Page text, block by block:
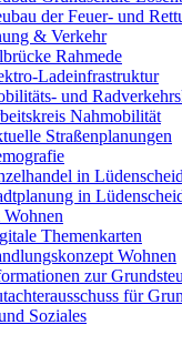
der Feuer- und
& Verkehr
Rahmede
Ladeinfrastruktur
und
Nahmobilität
Straßenplanungen
in Lüdenscheid
in
Themenkarten
Wohnen
zur
für
Soziales